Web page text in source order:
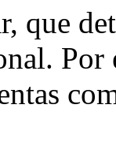
que